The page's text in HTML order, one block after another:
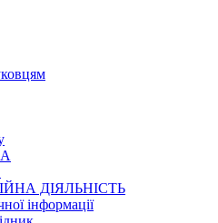
ДІЯЛЬНІСТЬ
інформації